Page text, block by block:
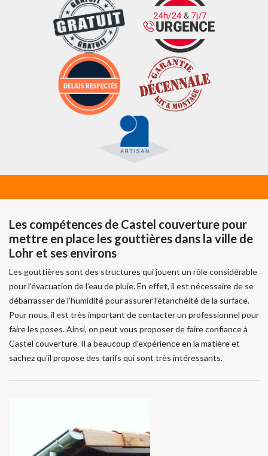
Les compétences de Castel couverture pour
mettre en place les gouttières dans la ville de
Lohr et ses environs
Les gouttières sont des structures qui jouent un rôle considérable
pour l'évacuation de l'eau de pluie. En effet, il est nécessaire de se
débarrasser de l'humidité pour assurer l'étanchéité de la surface.
Pour nous, il est très important de contacter un professionnel pour
faire les poses. Ainsi, on peut vous proposer de faire confiance à
Castel couverture. Il a beaucoup d'expérience en la matière et
sachez qu'il propose des tarifs qui sont très intéressants.